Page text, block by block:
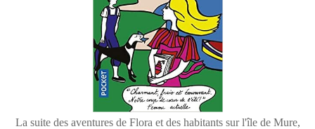
La suite des aventures de Flora et des habitants sur l'île de Mure,